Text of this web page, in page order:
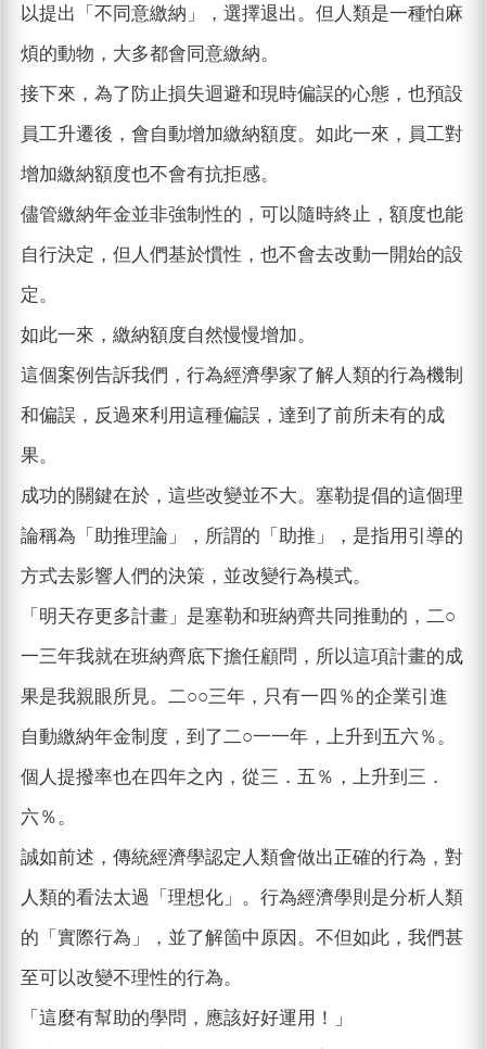
以提出「不同意繳納」，選擇退出。但人類是一種怕麻
煩的動物，大多都會同意繳納。
接下來，為了防止損失迴避和現時偏誤的心態，也預設
員工升遷後，會自動增加繳納額度。如此一來，員工對
增加繳納額度也不會有抗拒感。
儘管繳納年金並非強制性的，可以隨時終止，額度也能
自行決定，但人們基於慣性，也不會去改動一開始的設
定。
如此一來，繳納額度自然慢慢增加。
這個案例告訴我們，行為經濟學家了解人類的行為機制
和偏誤，反過來利用這種偏誤，達到了前所未有的成
果。
成功的關鍵在於，這些改變並不大。塞勒提倡的這個理
論稱為「助推理論」，所謂的「助推」，是指用引導的
方式去影響人們的決策，並改變行為模式。
「明天存更多計畫」是塞勒和班納齊共同推動的，二○
一三年我就在班納齊底下擔任顧問，所以這項計畫的成
果是我親眼所見。二○○三年，只有一四％的企業引進
自動繳納年金制度，到了二○一一年，上升到五六％。
個人提撥率也在四年之內，從三．五％，上升到三．
六％。
誠如前述，傳統經濟學認定人類會做出正確的行為，對
人類的看法太過「理想化」。行為經濟學則是分析人類
的「實際行為」，並了解箇中原因。不但如此，我們甚
至可以改變不理性的行為。
「這麼有幫助的學問，應該好好運用！」